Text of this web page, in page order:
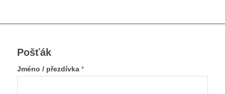
Pošťák
Jméno / přezdívka *